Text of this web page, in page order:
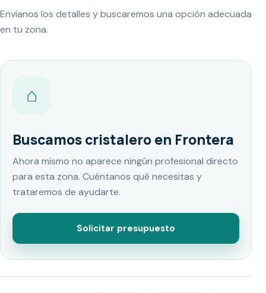
Envíanos los detalles y buscaremos una opción adecuada
en tu zona.
⌂
Buscamos cristalero en Frontera
Ahora mismo no aparece ningún profesional directo
para esta zona. Cuéntanos qué necesitas y
trataremos de ayudarte.
Solicitar presupuesto